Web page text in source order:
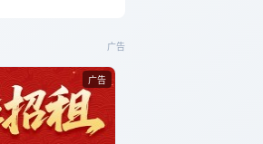
广告
广告